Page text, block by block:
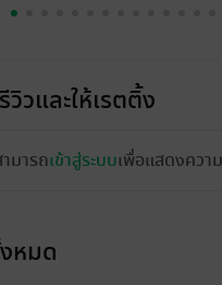
วิวและให้เรตติ้ง
มารถเข้าสู่ระบบเพื่อแสดงควา
หมด